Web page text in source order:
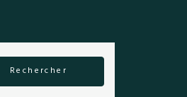
Rechercher